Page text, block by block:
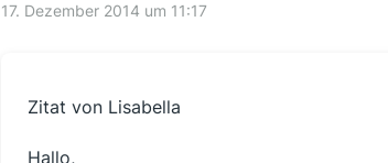
Insbesondere bei denen, die bei einer
Ich habe am Tag der BGH-Entscheidung
Am Tag danach habe ich für einen
17. Dezember 2014 um 11:17
Zitat von Lisabella
Hallo,